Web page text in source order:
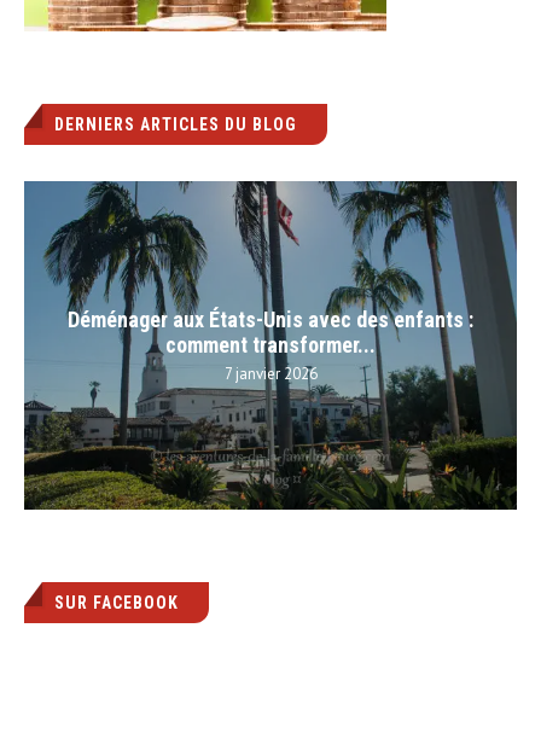
DERNIERS ARTICLES DU BLOG
Déménager aux États-Unis avec des enfants :
comment transformer...
7 janvier 2026
SUR FACEBOOK